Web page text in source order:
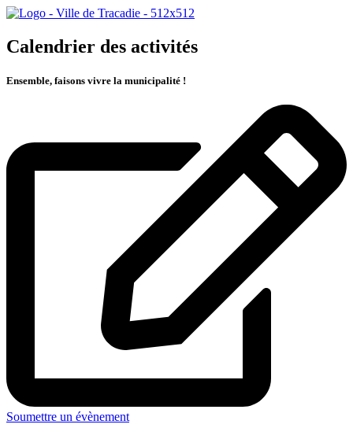
Calendrier des activités
Ensemble, faisons vivre la municipalité !
Soumettre un évènement